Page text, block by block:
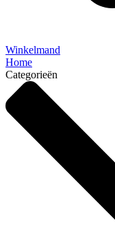
Winkelmand
Home
Categorieën